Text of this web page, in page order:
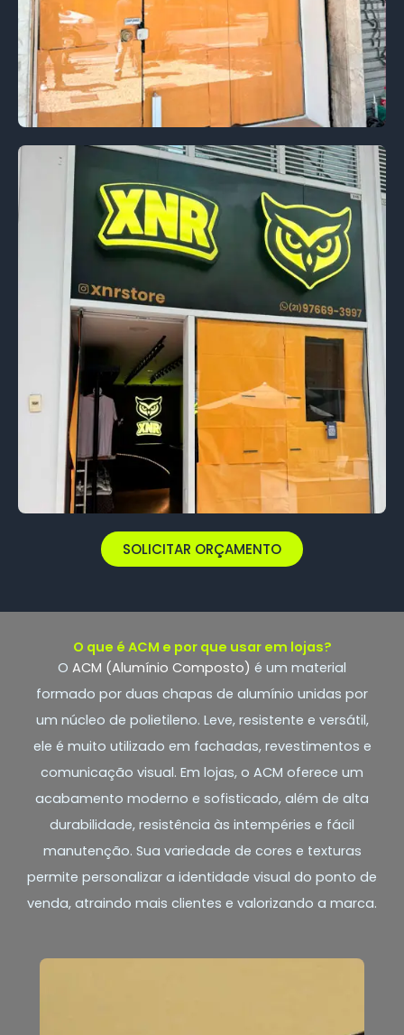
SOLICITAR ORÇAMENTO
O que é ACM e por que usar em lojas?
O ACM (Alumínio Composto) é um material
formado por duas chapas de alumínio unidas por
um núcleo de polietileno. Leve, resistente e versátil,
ele é muito utilizado em fachadas, revestimentos e
comunicação visual. Em lojas, o ACM oferece um
acabamento moderno e sofisticado, além de alta
durabilidade, resistência às intempéries e fácil
manutenção. Sua variedade de cores e texturas
permite personalizar a identidade visual do ponto de
venda, atraindo mais clientes e valorizando a marca.